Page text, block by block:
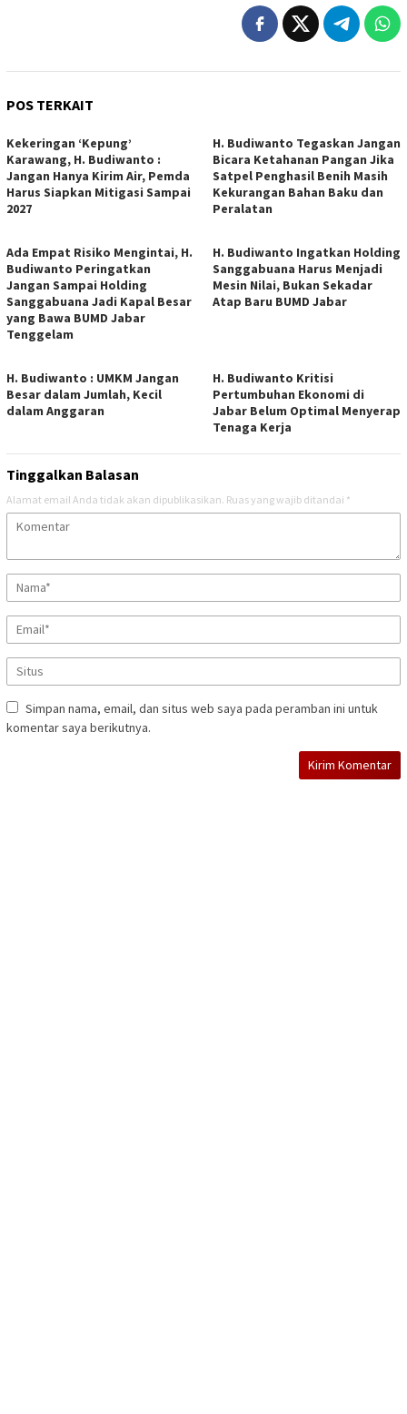
POS TERKAIT
Kekeringan ‘Kepung’
Karawang, H. Budiwanto :
Jangan Hanya Kirim Air, Pemda
Harus Siapkan Mitigasi Sampai
2027
H. Budiwanto Tegaskan Jangan
Bicara Ketahanan Pangan Jika
Satpel Penghasil Benih Masih
Kekurangan Bahan Baku dan
Peralatan
Ada Empat Risiko Mengintai, H.
Budiwanto Peringatkan
Jangan Sampai Holding
Sanggabuana Jadi Kapal Besar
yang Bawa BUMD Jabar
Tenggelam
H. Budiwanto Ingatkan Holding
Sanggabuana Harus Menjadi
Mesin Nilai, Bukan Sekadar
Atap Baru BUMD Jabar
H. Budiwanto : UMKM Jangan
Besar dalam Jumlah, Kecil
dalam Anggaran
H. Budiwanto Kritisi
Pertumbuhan Ekonomi di
Jabar Belum Optimal Menyerap
Tenaga Kerja
Tinggalkan Balasan
Alamat email Anda tidak akan dipublikasikan. Ruas yang wajib ditandai *
Simpan nama, email, dan situs web saya pada peramban ini untuk
komentar saya berikutnya.